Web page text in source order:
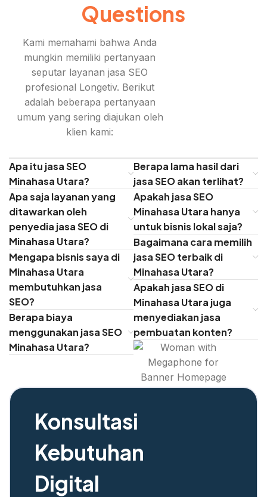
Questions
Kami memahami bahwa Anda
mungkin memiliki pertanyaan
seputar layanan jasa SEO
profesional Longetiv. Berikut
adalah beberapa pertanyaan
umum yang sering diajukan oleh
klien kami:
Apa itu jasa SEO
Minahasa Utara?
Apa saja layanan yang
ditawarkan oleh
penyedia jasa SEO di
Minahasa Utara?
Mengapa bisnis saya di
Minahasa Utara
membutuhkan jasa
SEO?
Berapa biaya
menggunakan jasa SEO
Minahasa Utara?
Berapa lama hasil dari
jasa SEO akan terlihat?
Apakah jasa SEO
Minahasa Utara hanya
untuk bisnis lokal saja?
Bagaimana cara memilih
jasa SEO terbaik di
Minahasa Utara?
Apakah jasa SEO di
Minahasa Utara juga
menyediakan jasa
pembuatan konten?
Konsultasi
Kebutuhan
Digital